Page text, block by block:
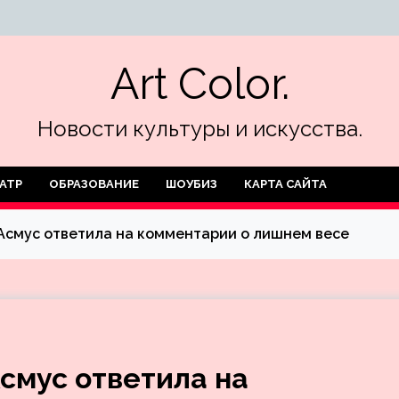
Art Color.
Новости культуры и искусства.
ОБРАЗОВАНИЕ ШОУБИЗ КАРТА САЙТА
ответила на комментарии о лишнем весе
ответила на